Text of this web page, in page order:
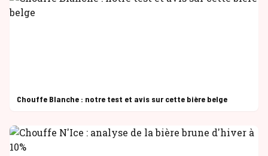
Chouffe Blanche : notre test et avis sur cette bière belge